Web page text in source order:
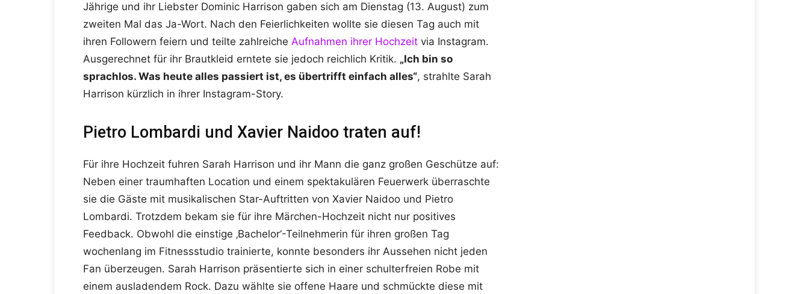
Jährige und ihr Liebster Dominic Harrison gaben sich am Dienstag (13. August) zum
zweiten Mal das Ja-Wort. Nach den Feierlichkeiten wollte sie diesen Tag auch mit
ihren Followern feiern und teilte zahlreiche Aufnahmen ihrer Hochzeit via Instagram.
Ausgerechnet für ihr Brautkleid erntete sie jedoch reichlich Kritik. „Ich bin so
sprachlos. Was heute alles passiert ist, es übertrifft einfach alles“, strahlte Sarah
Harrison kürzlich in ihrer Instagram-Story.
Pietro Lombardi und Xavier Naidoo traten auf!
Für ihre Hochzeit fuhren Sarah Harrison und ihr Mann die ganz großen Geschütze auf:
Neben einer traumhaften Location und einem spektakulären Feuerwerk überraschte
sie die Gäste mit musikalischen Star-Auftritten von Xavier Naidoo und Pietro
Lombardi. Trotzdem bekam sie für ihre Märchen-Hochzeit nicht nur positives
Feedback. Obwohl die einstige ‚Bachelor‘-Teilnehmerin für ihren großen Tag
wochenlang im Fitnessstudio trainierte, konnte besonders ihr Aussehen nicht jeden
Fan überzeugen. Sarah Harrison präsentierte sich in einer schulterfreien Robe mit
einem ausladendem Rock. Dazu wählte sie offene Haare und schmückte diese mit